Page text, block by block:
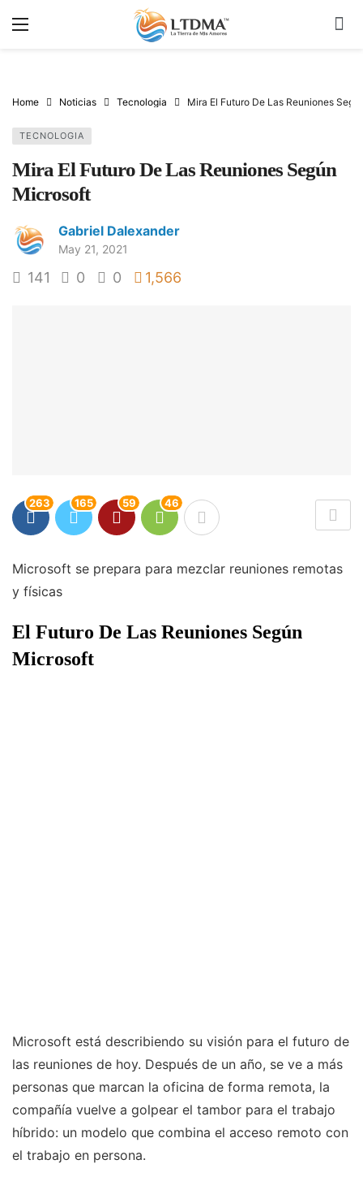
Home Noticias Tecnologia Mira El Futuro De Las Reuniones
TECNOLOGIA
Mira El Futuro De Las Reuniones Según
Microsoft
Gabriel Dalexander
May 21, 2021
141 0 0 1,566
263 165 59 46
Microsoft se prepara para mezclar reuniones remotas
y físicas
El Futuro De Las Reuniones Según
Microsoft
Microsoft está describiendo su visión para el futuro de
las reuniones de hoy. Después de un año, se ve a más
personas que marcan la oficina de forma remota, la
compañía vuelve a golpear el tambor para el trabajo
híbrido: un modelo que combina el acceso remoto con
el trabajo en persona.